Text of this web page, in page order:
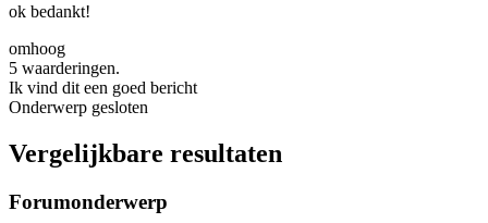
ok bedankt!
omhoog
5 waarderingen.
Ik vind dit een goed bericht
Onderwerp gesloten
Vergelijkbare resultaten
Forumonderwerp